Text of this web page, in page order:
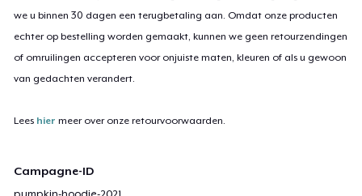
we u binnen 30 dagen een terugbetaling aan. Omdat onze producten
echter op bestelling worden gemaakt, kunnen we geen retourzendingen
of omruilingen accepteren voor onjuiste maten, kleuren of als u gewoon
van gedachten verandert.
Lees hier meer over onze retourvoorwaarden.
Campagne-ID